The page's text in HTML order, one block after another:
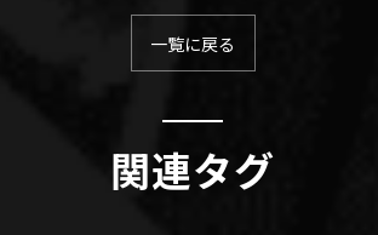
一覧に戻る
関連タグ